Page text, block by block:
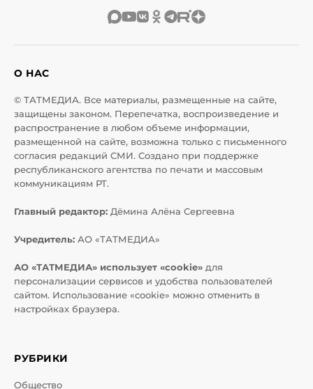
О НАС
© ТАТМЕДИА. Все материалы, размещенные на сайте,
защищены законом. Перепечатка, воспроизведение и
распространение в любом объеме информации,
размещенной на сайте, возможна только с письменного
согласия редакций СМИ. Создано при поддержке
республиканского агентства по печати и массовым
коммуникациям РТ.
Главный редактор: Дёмина Алёна Сергеевна
Учредитель: АО «ТАТМЕДИА»
АО «ТАТМЕДИА» использует «cookie» для
персонализации сервисов и удобства пользователей
сайтом. Использование «cookie» можно отменить в
настройках браузера.
РУБРИКИ
Общество